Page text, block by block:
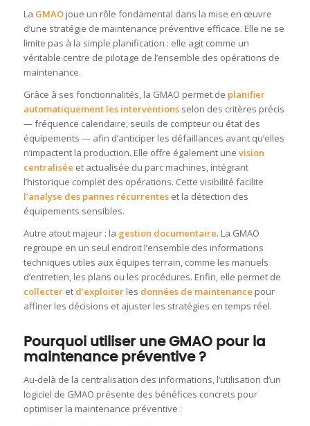
La GMAOjoue un rôle fondamental dans la mise en œuvre
d’une stratégie de maintenance préventive efficace. Elle ne se
limite pas à la simple planification : elle agit comme un
véritable centre de pilotage de l’ensemble des opérations de
maintenance.
Grâce à ses fonctionnalités, la GMAO permet de planifier
automatiquement les interventionsselon des critères précis
— fréquence calendaire, seuils de compteur ou état des
équipements — afin d’anticiper les défaillances avant qu’elles
n’impactent la production. Elle offre également une vision
centralisée et actualisée du parc machines, intégrant
l’historique complet des opérations. Cette visibilité facilite
l’analyse des pannes récurrenteset la détection des
équipements sensibles.
Autre atout majeur : la gestion documentaire. La GMAO
regroupe en un seul endroit l’ensemble des informations
techniques utiles aux équipes terrain, comme les manuels
d’entretien, les plans ou les procédures. Enfin, elle permet de
collecteret d’exploiterles données de maintenance pour
affiner les décisions et ajuster les stratégies en temps réel.
Pourquoi utiliser une GMAO pour la
maintenance préventive ?
Au-delà de la centralisation des informations, l’utilisation d’un
logiciel de GMAO présente des bénéfices concrets pour
optimiser la maintenance préventive :